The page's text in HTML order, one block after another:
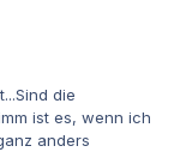
die
ist es, wenn ich
anders